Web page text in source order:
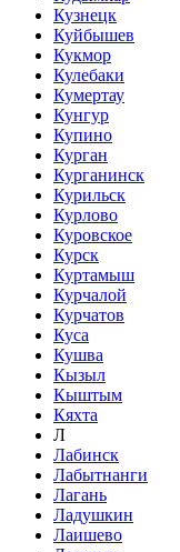
Кузнецк
Куйбышев
Кукмор
Кулебаки
Кумертау
Кунгур
Купино
Курган
Курганинск
Курильск
Курлово
Куровское
Курск
Куртамыш
Курчалой
Курчатов
Куса
Кушва
Кызыл
Кыштым
Кяхта
Л
Лабинск
Лабытнанги
Лагань
Ладушкин
Лаишево